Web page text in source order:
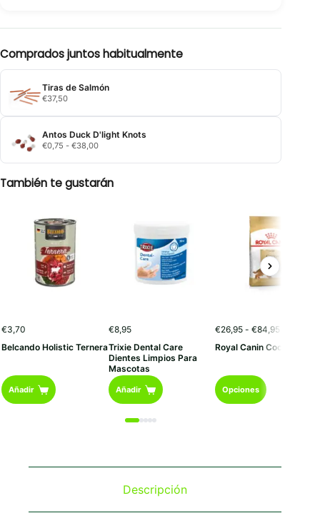
Comprados juntos habitualmente
Tiras de Salmón
€37,50
Antos Duck D'light Knots
€0,75 - €38,00Rango
precios:
€0,75
También te gustarán
€3,70
Belcando Holistic Ternera
Añadir
€8,95
Trixie Dental Care
Dientes Limpios Para
Mascotas
Añadir
€26,95 - €84,95
Royal Canin Cocker
Opciones
Este
producto
opciones
elegir
Descripción